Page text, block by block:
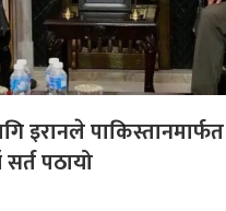
इरानले पाकिस्तानमार्फत
पठायो